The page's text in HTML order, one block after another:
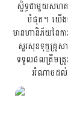
ស្និទ្ធជាមួយសហ
បំផុត។ យើង
មានហានិភ័យនៃក
សួរសុខទុក្ខគ្រួស
ទទួលផលត្រឹមត្រូ
អំណាចដល់